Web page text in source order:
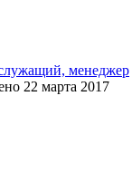
менеджер
22 марта 2017